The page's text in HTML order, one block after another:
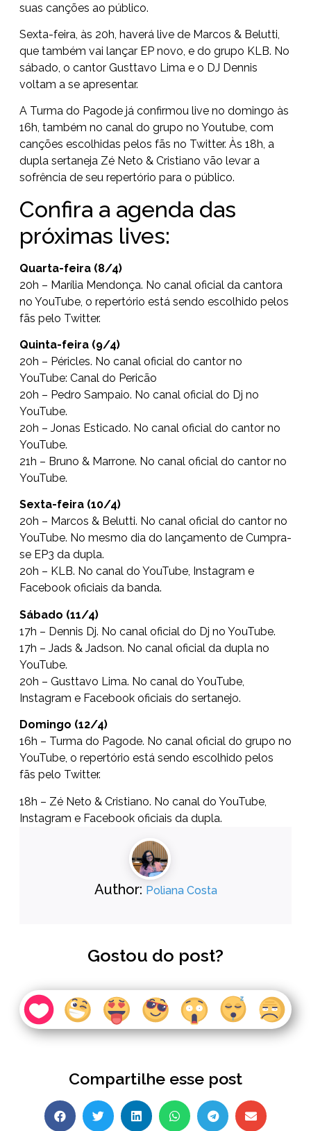
suas canções ao público.
Sexta-feira, às 20h, haverá live de Marcos & Belutti,
que também vai lançar EP novo, e do grupo KLB. No
sábado, o cantor Gusttavo Lima e o DJ Dennis
voltam a se apresentar.
A Turma do Pagode já confirmou live no domingo às
16h, também no canal do grupo no Youtube, com
canções escolhidas pelos fãs no Twitter. Às 18h, a
dupla sertaneja Zé Neto & Cristiano vão levar a
sofrência de seu repertório para o público.
Confira a agenda das
próximas lives:
Quarta-feira (8/4)
20h – Marília Mendonça. No canal oficial da cantora
no YouTube, o repertório está sendo escolhido pelos
fãs pelo Twitter.
Quinta-feira (9/4)
20h – Péricles. No canal oficial do cantor no
YouTube: Canal do Pericão
20h – Pedro Sampaio. No canal oficial do Dj no
YouTube.
20h – Jonas Esticado. No canal oficial do cantor no
YouTube.
21h – Bruno & Marrone. No canal oficial do cantor no
YouTube.
Sexta-feira (10/4)
20h – Marcos & Belutti. No canal oficial do cantor no
YouTube. No mesmo dia do lançamento de Cumpra-
se EP3 da dupla.
20h – KLB. No canal do YouTube, Instagram e
Facebook oficiais da banda.
Sábado (11/4)
17h – Dennis Dj. No canal oficial do Dj no YouTube.
17h – Jads & Jadson. No canal oficial da dupla no
YouTube.
20h – Gusttavo Lima. No canal do YouTube,
Instagram e Facebook oficiais do sertanejo.
Domingo (12/4)
16h – Turma do Pagode. No canal oficial do grupo no
YouTube, o repertório está sendo escolhido pelos
fãs pelo Twitter.
18h – Zé Neto & Cristiano. No canal do YouTube,
Instagram e Facebook oficiais da dupla.
Author: Poliana Costa
Gostou do post?
Compartilhe esse post